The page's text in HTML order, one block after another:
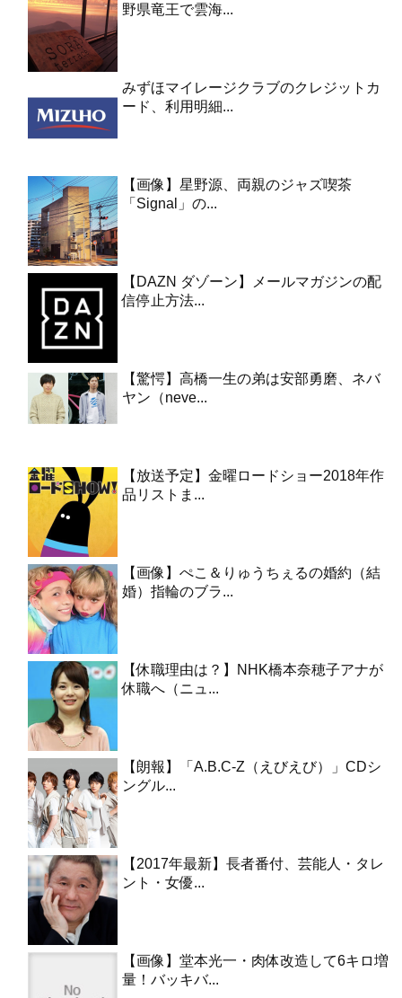
野県竜王で雲海...
みずほマイレージクラブのクレジットカ
ード、利用明細...
【画像】星野源、両親のジャズ喫茶
「Signal」の...
【DAZN ダゾーン】メールマガジンの配
信停止方法...
【驚愕】高橋一生の弟は安部勇磨、ネバ
ヤン（neve...
【放送予定】金曜ロードショー2018年作
品リストま...
【画像】ぺこ＆りゅうちぇるの婚約（結
婚）指輪のブラ...
【休職理由は？】NHK橋本奈穂子アナが
休職へ（ニュ...
【朗報】「A.B.C-Z（えびえび）」CDシ
ングル...
【2017年最新】長者番付、芸能人・タレ
ント・女優...
【画像】堂本光一・肉体改造して6キロ増
量！バッキバ...